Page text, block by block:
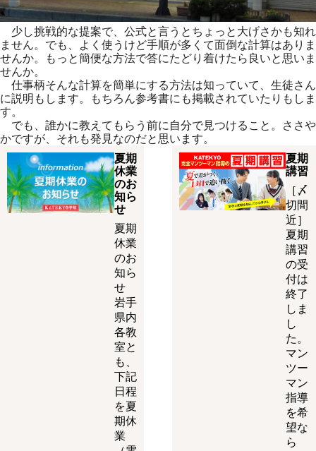
少し挑戦的な提案で、公式と言うとちょっと大げさかも知れ
ません。でも、よく使うけど手順が多くて面倒な計算はありま
せんか。もっと簡便な方法で答にたどり着けたら良いと思いま
せんか。
仕事柄そんな計算を簡単にする方法は知っていて、生徒さん
に説明もします。もちろん参考書にも掲載されていたりもしま
す。
でも、誰かに教えてもらう前に自分で見つけること。ささや
かですが、それも発見なのだと思います。
夏期
休業
のお
知ら
せ
夏期
休業
のお
知ら
せ
岩手
県内
各教
室と
も、
下記
日程
を夏
期休
業
夏期
講習
［〆
切間
近］
夏期
講習
の受
付は
終了
しま
し
た。
マン
ツー
マン
指導
を希
望な
ら